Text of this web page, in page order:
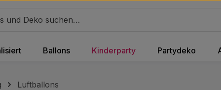
Ballons Kinderparty Partydeko
Luftballons